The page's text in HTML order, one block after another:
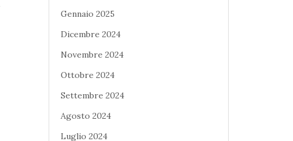
Gennaio 2025
Dicembre 2024
Novembre 2024
Ottobre 2024
Settembre 2024
Agosto 2024
Luglio 2024